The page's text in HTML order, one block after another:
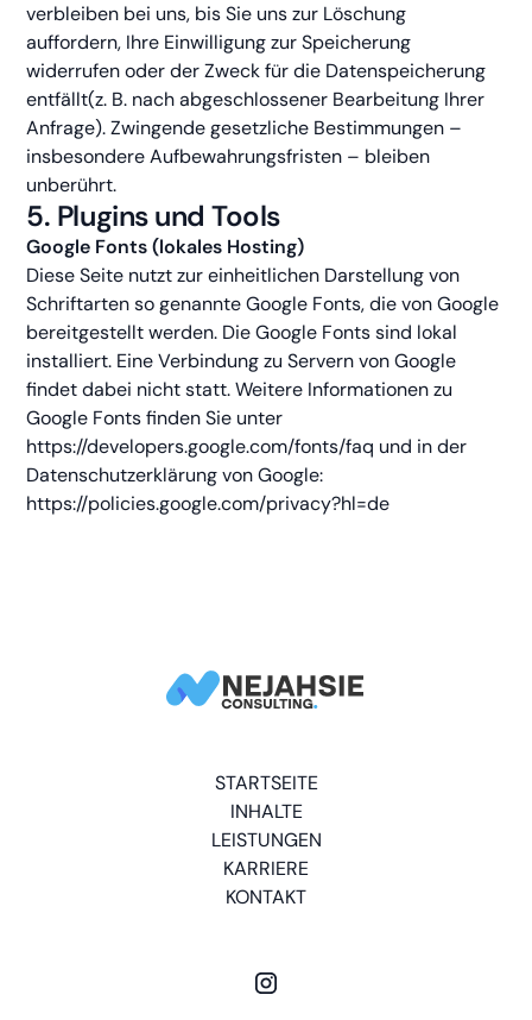
verbleiben bei uns, bis Sie uns zur Löschung
auffordern, Ihre Einwilligung zur Speicherung
widerrufen oder der Zweck für die Datenspeicherung
entfällt(z. B. nach abgeschlossener Bearbeitung Ihrer
Anfrage). Zwingende gesetzliche Bestimmungen –
insbesondere Aufbewahrungsfristen – bleiben
unberührt.
5. Plugins und Tools
Google Fonts (lokales Hosting)
Diese Seite nutzt zur einheitlichen Darstellung von
Schriftarten so genannte Google Fonts, die von Google
bereitgestellt werden. Die Google Fonts sind lokal
installiert. Eine Verbindung zu Servern von Google
findet dabei nicht statt. Weitere Informationen zu
Google Fonts finden Sie unter
https://developers.google.com/fonts/faq und in der
Datenschutzerklärung von Google:
https://policies.google.com/privacy?hl=de
STARTSEITE
INHALTE
LEISTUNGEN
KARRIERE
KONTAKT